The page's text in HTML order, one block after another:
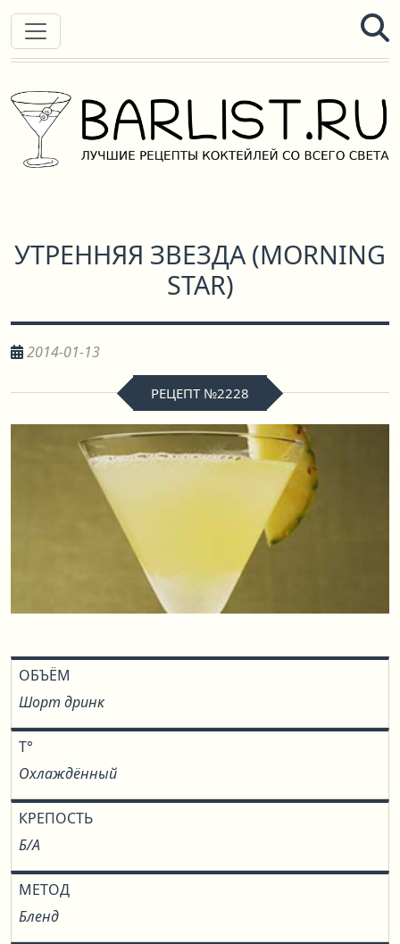
УТРЕННЯЯ ЗВЕЗДА(MORNING
STAR)
2014-01-13
РЕЦЕПТ №2228
ОБЪЁМ
Шорт дринк
T°
Охлаждённый
КРЕПОСТЬ
Б/А
МЕТОД
Бленд